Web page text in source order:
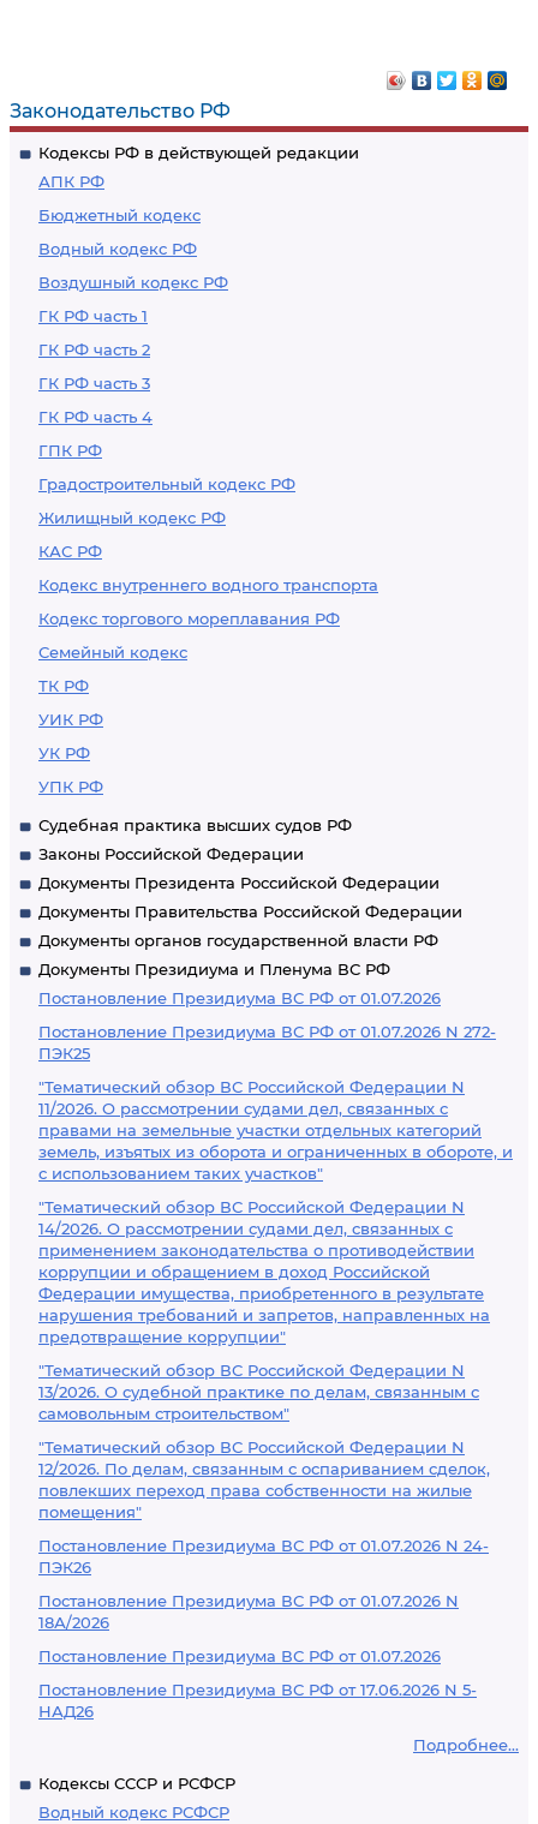
Законодательство РФ
Кодексы РФ в действующей редакции
АПК РФ
Бюджетный кодекс
Водный кодекс РФ
Воздушный кодекс РФ
ГК РФ часть 1
ГК РФ часть 2
ГК РФ часть 3
ГК РФ часть 4
ГПК РФ
Градостроительный кодекс РФ
Жилищный кодекс РФ
КАС РФ
Кодекс внутреннего водного транспорта
Кодекс торгового мореплавания РФ
Семейный кодекс
ТК РФ
УИК РФ
УК РФ
УПК РФ
Судебная практика высших судов РФ
Законы Российской Федерации
Документы Президента Российской Федерации
Документы Правительства Российской Федерации
Документы органов государственной власти РФ
Документы Президиума и Пленума ВС РФ
Постановление Президиума ВС РФ от 01.07.2026
Постановление Президиума ВС РФ от 01.07.2026 N 272-
ПЭК25
"Тематический обзор ВС Российской Федерации N
11/2026. О рассмотрении судами дел, связанных с
правами на земельные участки отдельных категорий
земель, изъятых из оборота и ограниченных в обороте, и
с использованием таких участков"
"Тематический обзор ВС Российской Федерации N
14/2026. О рассмотрении судами дел, связанных с
применением законодательства о противодействии
коррупции и обращением в доход Российской
Федерации имущества, приобретенного в результате
нарушения требований и запретов, направленных на
предотвращение коррупции"
"Тематический обзор ВС Российской Федерации N
13/2026. О судебной практике по делам, связанным с
самовольным строительством"
"Тематический обзор ВС Российской Федерации N
12/2026. По делам, связанным с оспариванием сделок,
повлекших переход права собственности на жилые
помещения"
Постановление Президиума ВС РФ от 01.07.2026 N 24-
ПЭК26
Постановление Президиума ВС РФ от 01.07.2026 N
18А/2026
Постановление Президиума ВС РФ от 01.07.2026
Постановление Президиума ВС РФ от 17.06.2026 N 5-
НАД26
Подробнее...
Кодексы СССР и РСФСР
Водный кодекс РСФСР